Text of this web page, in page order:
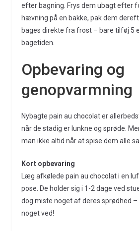
efter bagning. Frys dem ubagt efter
hævning på en bakke, pak dem
bages direkte fra frost – bare tilføj 5
bagetiden.
Opbevaring og
genopvarmning
Nybagte pain au chocolat er
når de stadig er lunkne og sprøde.
man ikke altid når at spise dem alle
Kort opbevaring
Læg afkølede pain au chocolat i en
pose. De holder sig i 1-2 dage ved
dog miste noget af deres sprødhed –
noget ved!